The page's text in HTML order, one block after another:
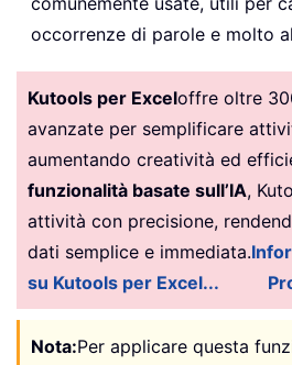
occorrenze di parole e molto
Kutools per Exceloffre oltre
avanzate per semplificare
aumentando creatività ed
funzionalità basate sull’IA,
attività con precisione,
dati semplice e immediata.
su Kutools per Excel...
Nota:Per applicare questa